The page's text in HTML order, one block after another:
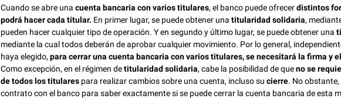
Cuando se abre unacuenta bancaria con varios titulares, el banco puede ofrecerdistintos
podrá hacer cada titular. En primer lugar, se puede obtener unatitularidad solidaria,
pueden hacer cualquier tipo de operación. Y en segundo y último lugar, se puede obtener una
mediante la cual todos deberán de aprobar cualquier movimiento. Por lo general,
haya elegido,para cerrar una cuenta bancaria con varios titulares, se necesitará la firma y
Como excepción, en el régimen detitularidad solidaria, cabe la posibilidad de queno se
de todos los titulares para realizar cambios sobre una cuenta, incluso sucierre. No
contrato con el banco para saber exactamente si se puede cerrar la cuenta bancaria de esta